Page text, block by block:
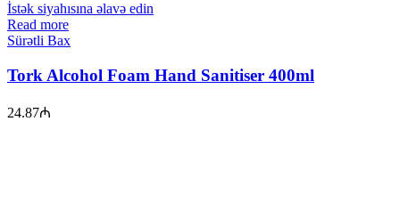
İstək siyahısına əlavə edin
Read more
Sürətli Bax
Tork Alcohol Foam Hand Sanitiser 400ml
24.87₼